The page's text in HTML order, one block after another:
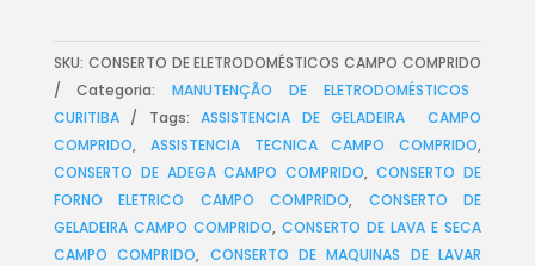
SKU: CONSERTO DE ELETRODOMÉSTICOS CAMPO COMPRIDO
Categoria:MANUTENÇÃO DE ELETRODOMÉSTICOS
CURITIBA
Tags:ASSISTENCIA DE GELADEIRA CAMPO
COMPRIDO, ASSISTENCIA TECNICA CAMPO COMPRIDO,
CONSERTO DE ADEGA CAMPO COMPRIDO,CONSERTO DE
FORNO ELETRICO CAMPO COMPRIDO, CONSERTO DE
GELADEIRA CAMPO COMPRIDO, CONSERTO DE LAVA E SECA
CAMPO COMPRIDO, CONSERTO DE MAQUINAS DE LAVAR